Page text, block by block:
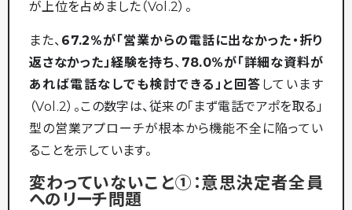
が上位を占めました（Vol.2）。
また、 67.2%が「営業からの電話に出なかった・折り
返さなかった」経験を持ち、 78.0%が「詳細な資料が
あれば電話なしでも検討できる」と回答 しています
（Vol.2）。この数字は、従来の「まず電話でアポを取る」
型の営業アプローチが根本から機能不全に陥ってい
ることを示しています。
変わっていないこと①：意思決定者全員
へのリーチ問題